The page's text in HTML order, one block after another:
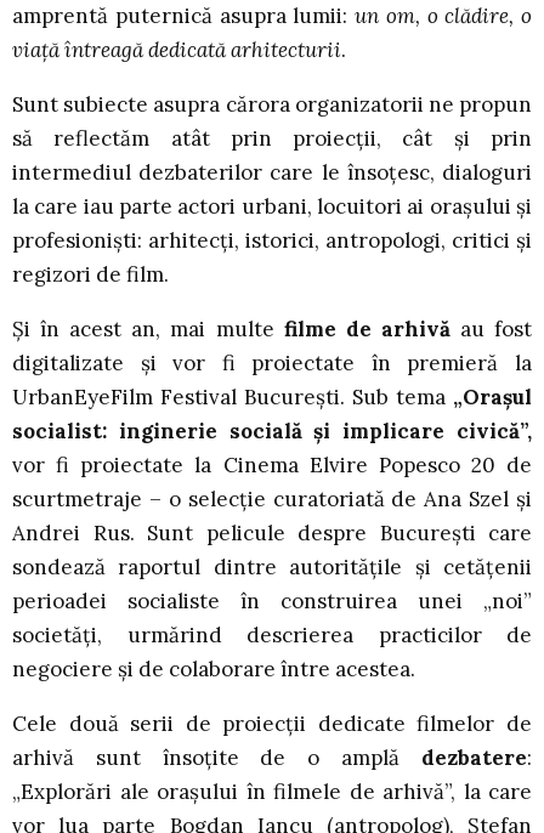
amprentă puternică asupra lumii: un om, o clădire, o
viață întreagă dedicată arhitecturii.
Sunt subiecte asupra cărora organizatorii ne propun
să reflectăm atât prin proiecții, cât și prin
intermediul dezbaterilor care le însoțesc, dialoguri
la care iau parte actori urbani, locuitori ai orașului și
profesioniști: arhitecți, istorici, antropologi, critici și
regizori de film.
Și în acest an, mai multe filme de arhivăau fost
digitalizate și vor fi proiectate în premieră la
UrbanEyeFilm Festival București. Sub tema „Orașul
socialist: inginerie socială și implicare civică”,
vor fi proiectate la Cinema Elvire Popesco 20 de
scurtmetraje – o selecție curatoriată de Ana Szel și
Andrei Rus. Sunt pelicule despre București care
sondează raportul dintre autoritățile și cetățenii
perioadei socialiste în construirea unei „noi”
societăți, urmărind descrierea practicilor de
negociere și de colaborare între acestea.
Cele două serii de proiecții dedicate filmelor de
arhivă sunt însoțite de o amplă dezbatere:
„Explorări ale orașului în filmele de arhivă”, la care
vor lua parte Bogdan Iancu (antropolog), Ștefan